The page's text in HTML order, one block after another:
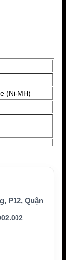
(Ni-MH)
Series, L
P12, Quận